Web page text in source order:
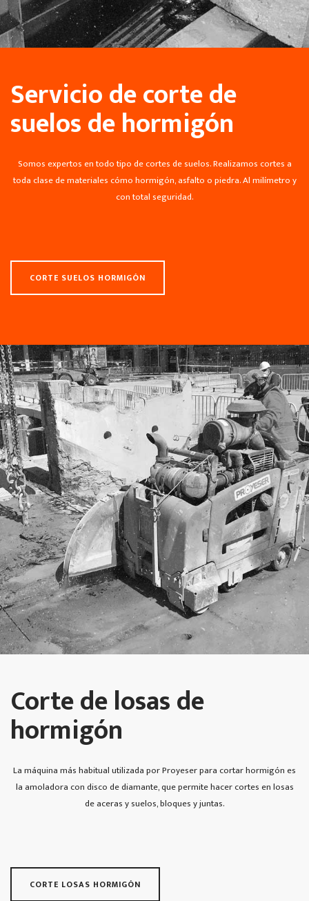
Servicio de corte de
suelos de hormigón
Somos expertos en todo tipo de cortes de suelos. Realizamos cortes a
toda clase de materiales cómo hormigón, asfalto o piedra. Al milímetro y
con total seguridad.
CORTE SUELOS HORMIGÓN
Corte de losas de
hormigón
La máquina más habitual utilizada por Proyeser para cortar hormigón es
la amoladora con disco de diamante, que permite hacer cortes en losas
de aceras y suelos, bloques y juntas.
CORTE LOSAS HORMIGÓN